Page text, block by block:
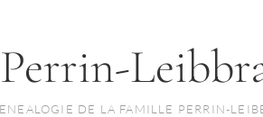
DE LA FAMILLE PERRIN-